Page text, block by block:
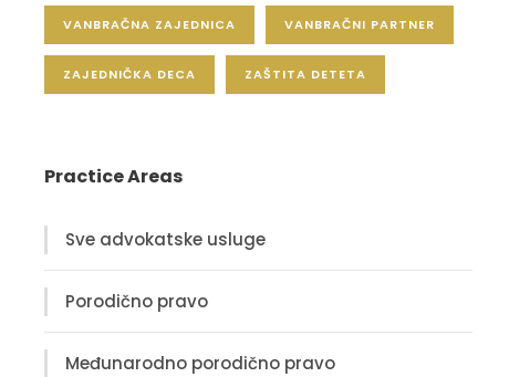
VANBRAČNA ZAJEDNICA VANBRAČNI PARTNER
ZAJEDNIČKA DECA ZAŠTITA DETETA
Practice Areas
Sve advokatske usluge
Porodično pravo
Međunarodno porodično pravo